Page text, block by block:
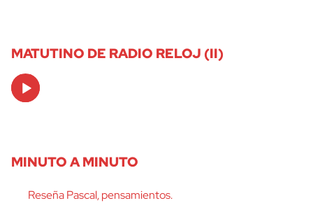
MATUTINO DE RADIO RELOJ (II)
Audio
Player
MINUTO A MINUTO
Reseña Pascal, pensamientos.